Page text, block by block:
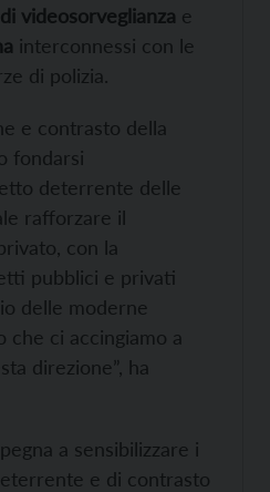
videosorveglianza e
interconnessi con le
di polizia.
e contrasto della
fondarsi
deterrente delle
rafforzare il
con la
pubblici e privati
delle moderne
che ci accingiamo a
direzione”, ha
a sensibilizzare i
e di contrasto